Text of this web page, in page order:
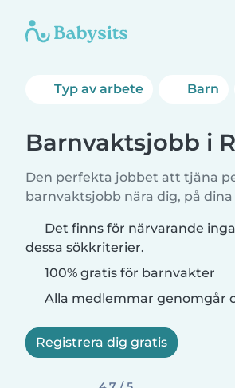
Typ av arbete Barn
Barnvaktsjobb i
Den perfekta jobbet att tjäna
barnvaktsjobb nära dig, på dina
Det finns för närvarande
dessa sökkriterier.
100% gratis för barnvakter
Alla medlemmar genomgår
Registrera dig gratis